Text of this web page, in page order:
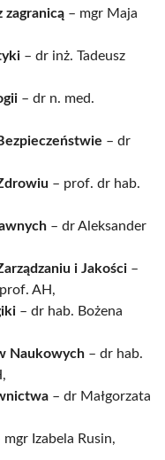
zagranicą – mgr Maja
– dr inż. Tadeusz
– dr n. med.
– dr
– prof. dr hab.
– dr Aleksander
i Jakości –
AH,
– dr hab. Bożena
Naukowych – dr hab.
– dr Małgorzata
mgr Izabela Rusin,